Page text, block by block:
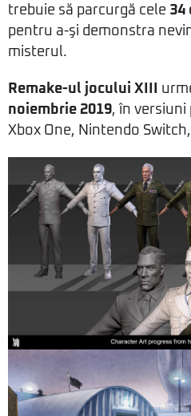
trebuie să parcurgă cele 34
pentru a-şi demonstra
misterul.
Remake-ul jocului XIII
noiembrie 2019, în versiuni
Xbox One, Nintendo Switch,